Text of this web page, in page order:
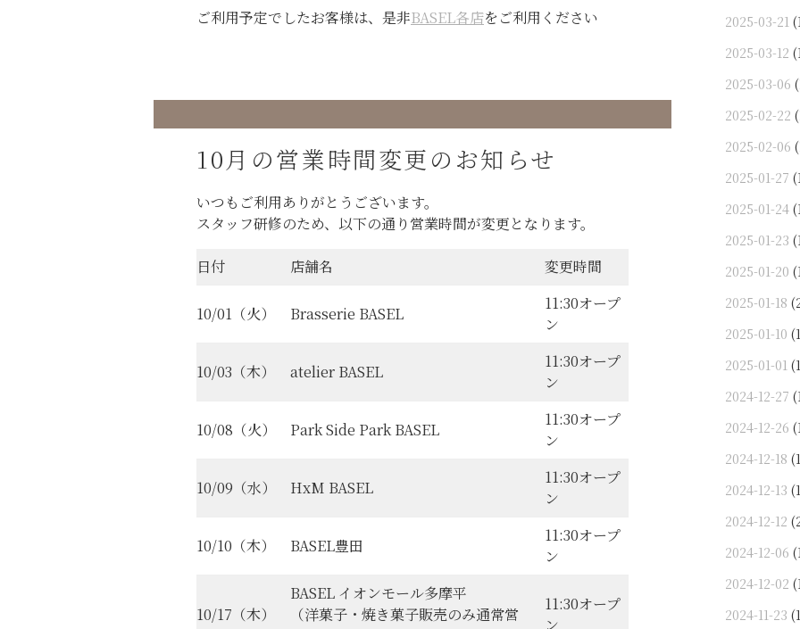
ご利用予定でしたお客様は、是非BASEL各店をご利用ください
10月の営業時間変更のお知らせ
いつもご利用ありがとうございます。
スタッフ研修のため、以下の通り営業時間が変更となります。
日付 店舗名 変更時間
10/01（火） Brasserie BASEL
11:30オープ
ン
10/03（木） atelier BASEL
11:30オープ
ン
10/08（火） Park Side Park BASEL
11:30オープ
ン
10/09（水） HxM BASEL
11:30オープ
ン
10/10（木） BASEL豊田
11:30オープ
ン
10/17（木）
BASEL イオンモール多摩平
（洋菓子・焼き菓子販売のみ通常営
11:30オープ
2025-03-21
2025-03-12
2025-03-06
2025-02-22
2025-02-06
2025-01-27
2025-01-24
2025-01-23
2025-01-20
2025-01-18
2025-01-10
2025-01-01
2024-12-27
2024-12-26
2024-12-18
2024-12-13
2024-12-12
2024-12-06
2024-12-02
2024-11-23